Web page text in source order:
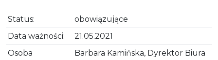
Status:
obowiązujące
Data ważności:
21.05.2021
Osoba
Barbara Kamińska, Dyrektor Biura